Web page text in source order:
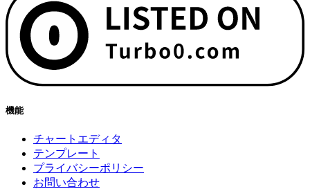
機能
チャートエディタ
テンプレート
プライバシーポリシー
お問い合わせ